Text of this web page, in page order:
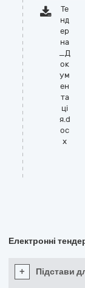
Те
нд
ер
на
_Д
ок
ум
ен
та
ці
я.d
oc
x
Електронні
+ Підстави